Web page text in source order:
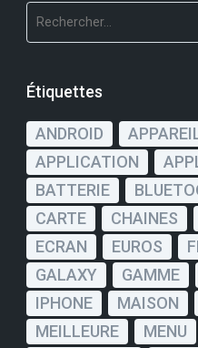
Rechercher :
Étiquettes
ANDROID
APPLICATION
BATTERIE
CARTE
CHAINES
ECRAN
EUROS
GALAXY
GAMME
IPHONE
MAISON
MEILLEURE
MENU